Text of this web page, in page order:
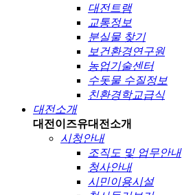
대전트램
교통정보
분실물 찾기
보건환경연구원
농업기술센터
수돗물 수질정보
친환경학교급식
대전소개
대전이즈유대전소개
시청안내
조직도 및 업무안내
청사안내
시민이용시설